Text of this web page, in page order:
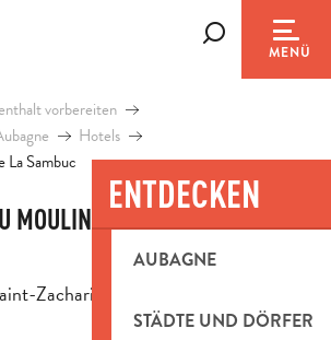
MENÜ
ENTDECKEN
AUBAGNE
STÄDTE UND DÖRFER
vorbereiten
Hotels
La Sambuc
MOULIN DE LA SAMBUC
Zacharie